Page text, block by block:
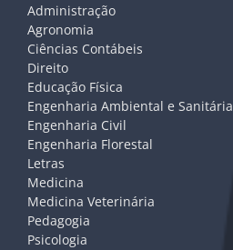
Administração
Agronomia
Ciências Contábeis
Direito
Educação Física
Engenharia Ambiental e Sanitária
Engenharia Civil
Engenharia Florestal
Letras
Medicina
Medicina Veterinária
Pedagogia
Psicologia